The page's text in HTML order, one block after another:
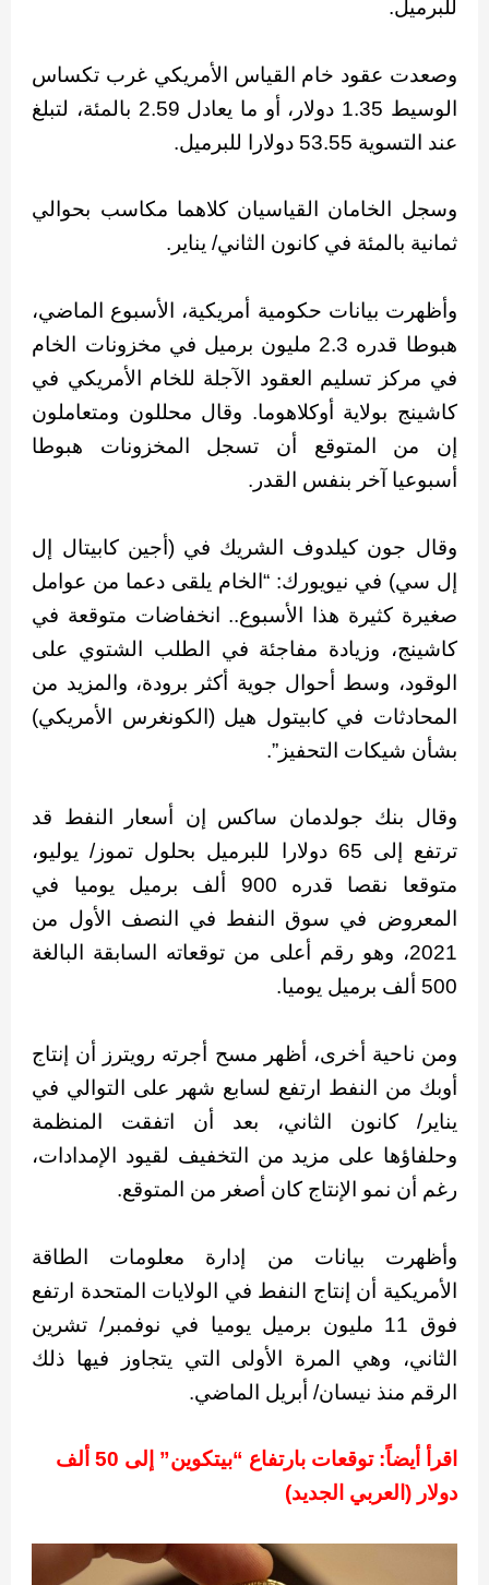
للبرميل.
وصعدت عقود خام القياس الأمريكي غرب تكساس
الوسيط 1.35 دولار، أو ما يعادل 2.59 بالمئة، لتبلغ
عند التسوية 53.55 دولارا للبرميل.
وسجل الخامان القياسيان كلاهما مكاسب بحوالي
ثمانية بالمئة في كانون الثاني/ يناير.
وأظهرت بيانات حكومية أمريكية، الأسبوع الماضي،
هبوطا قدره 2.3 مليون برميل في مخزونات الخام
في مركز تسليم العقود الآجلة للخام الأمريكي في
كاشينج بولاية أوكلاهوما. وقال محللون ومتعاملون
إن من المتوقع أن تسجل المخزونات هبوطا
أسبوعيا آخر بنفس القدر.
وقال جون كيلدوف الشريك في (أجين كابيتال إل
إل سي) في نيويورك: “الخام يلقى دعما من عوامل
صغيرة كثيرة هذا الأسبوع.. انخفاضات متوقعة في
كاشينج، وزيادة مفاجئة في الطلب الشتوي على
الوقود، وسط أحوال جوية أكثر برودة، والمزيد من
المحادثات في كابيتول هيل (الكونغرس الأمريكي)
بشأن شيكات التحفيز”.
وقال بنك جولدمان ساكس إن أسعار النفط قد
ترتفع إلى 65 دولارا للبرميل بحلول تموز/ يوليو،
متوقعا نقصا قدره 900 ألف برميل يوميا في
المعروض في سوق النفط في النصف الأول من
2021، وهو رقم أعلى من توقعاته السابقة البالغة
500 ألف برميل يوميا.
ومن ناحية أخرى، أظهر مسح أجرته رويترز أن إنتاج
أوبك من النفط ارتفع لسابع شهر على التوالي في
يناير/ كانون الثاني، بعد أن اتفقت المنظمة
وحلفاؤها على مزيد من التخفيف لقيود الإمدادات،
رغم أن نمو الإنتاج كان أصغر من المتوقع.
وأظهرت بيانات من إدارة معلومات الطاقة
الأمريكية أن إنتاج النفط في الولايات المتحدة ارتفع
فوق 11 مليون برميل يوميا في نوفمبر/ تشرين
الثاني، وهي المرة الأولى التي يتجاوز فيها ذلك
الرقم منذ نيسان/ أبريل الماضي.
اقرأ أيضاً:
توقعات بارتفاع “بيتكوين” إلى 50 ألف
دولار (العربي الجديد)